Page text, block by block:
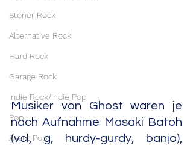
Stoner Rock
Alternative Rock
Hard Rock
Garage Rock
Indie Rock/Indie Pop
Pop
Avant Pop
Musiker von Ghost waren je
nach Aufnahme Masaki Batoh
(vcl, g, hurdy-gurdy, banjo),